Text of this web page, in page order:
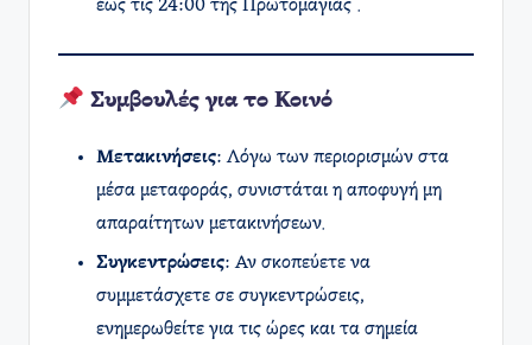
έως τις 24:00 της Πρωτομαγιάς .​
Συμβουλές για το Κοινό
Μετακινήσεις: Λόγω των περιορισμών στα
μέσα μεταφοράς, συνιστάται η αποφυγή μη
απαραίτητων μετακινήσεων.​
Συγκεντρώσεις: Αν σκοπεύετε να
συμμετάσχετε σε συγκεντρώσεις,
ενημερωθείτε για τις ώρες και τα σημεία